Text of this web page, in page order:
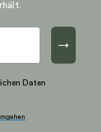
→
Daten